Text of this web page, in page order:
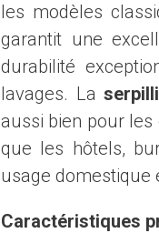
les modèles
garantit une
durabilité
lavages. La
aussi bien pour
que les hôtels,
usage domestique
Caractéristiques